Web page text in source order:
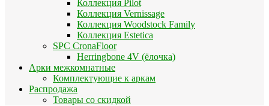
Коллекция Pilot
Коллекция Vernissage
Коллекция Woodstock Family
Коллекция Estetica
SPC CronaFloor
Herringbone 4V (ёлочка)
Арки межкомнатные
Комплектующие к аркам
Распродажа
Товары со скидкой